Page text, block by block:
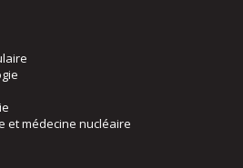
et médecine nucléaire